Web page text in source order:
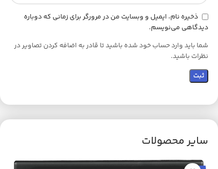
ذخیره نام، ایمیل و وبسایت من در مرورگر برای زمانی که دوباره
دیدگاهی می‌نویسم.
شما باید وارد حساب خود شده باشید تا قادر به اضافه کردن تصاویر در
نظرات باشید.
سایر محصولات